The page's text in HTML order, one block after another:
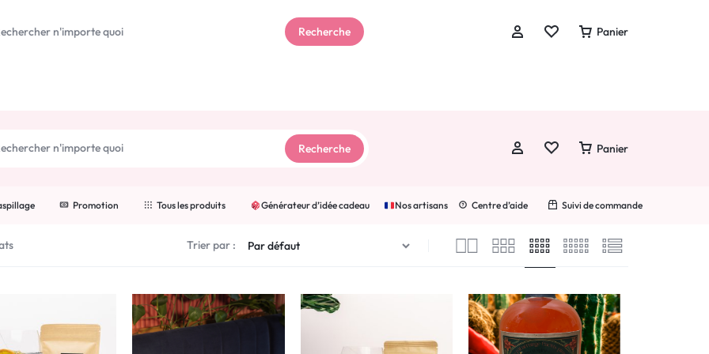
gourmandises d'exception
Recherche
Créer un compte
Wishlist
Panier
Promotion Tous les produits Générateur d’idée cadeau Nos artisans Centre d’aide Suivi de commande
Recherche
Se connecter
Suivre une commande
Panier
Trier par :